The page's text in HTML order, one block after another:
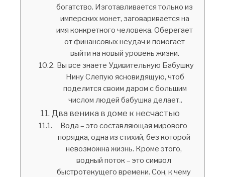
богатство. Изготавливается только из
имперских монет, заговаривается на
имя конкретного человека. Оберегает
от финансовых неудач и помогает
выйти на новый уровень жизни.
Вы все знаете Удивительную Бабушку
Нину Слепую ясновидящую, чтоб
поделится своим даром с большим
числом людей бабушка делает..
Два веника в доме к несчастью
Вода – это составляющая мирового
порядка, одна из стихий, без которой
невозможна жизнь. Кроме этого,
водный поток – это символ
быстротекущего времени. Сон, к чему